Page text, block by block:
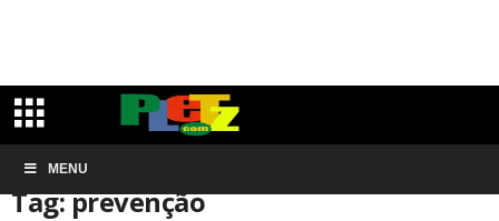
MENU
Início Tags
Tag: prevenção